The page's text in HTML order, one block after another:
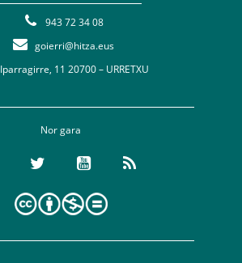
943 72 34 08
goierri@hitza.eus
Iparragirre, 11 20700 – URRETXU
Nor gara